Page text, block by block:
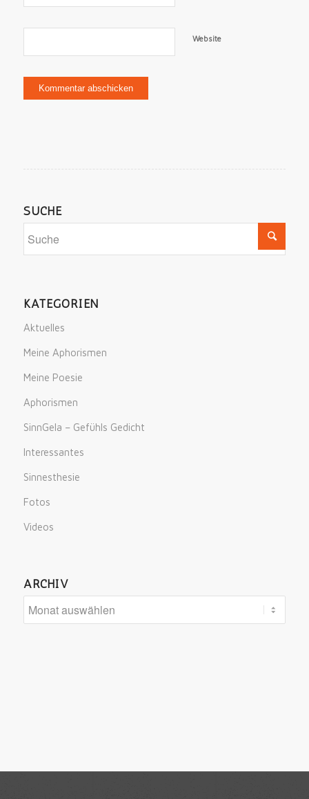
Website
SUCHE
KATEGORIEN
Aktuelles
Meine Aphorismen
Meine Poesie
Aphorismen
SinnGela – Gefühls Gedicht
Interessantes
Sinnesthesie
Fotos
Videos
ARCHIV